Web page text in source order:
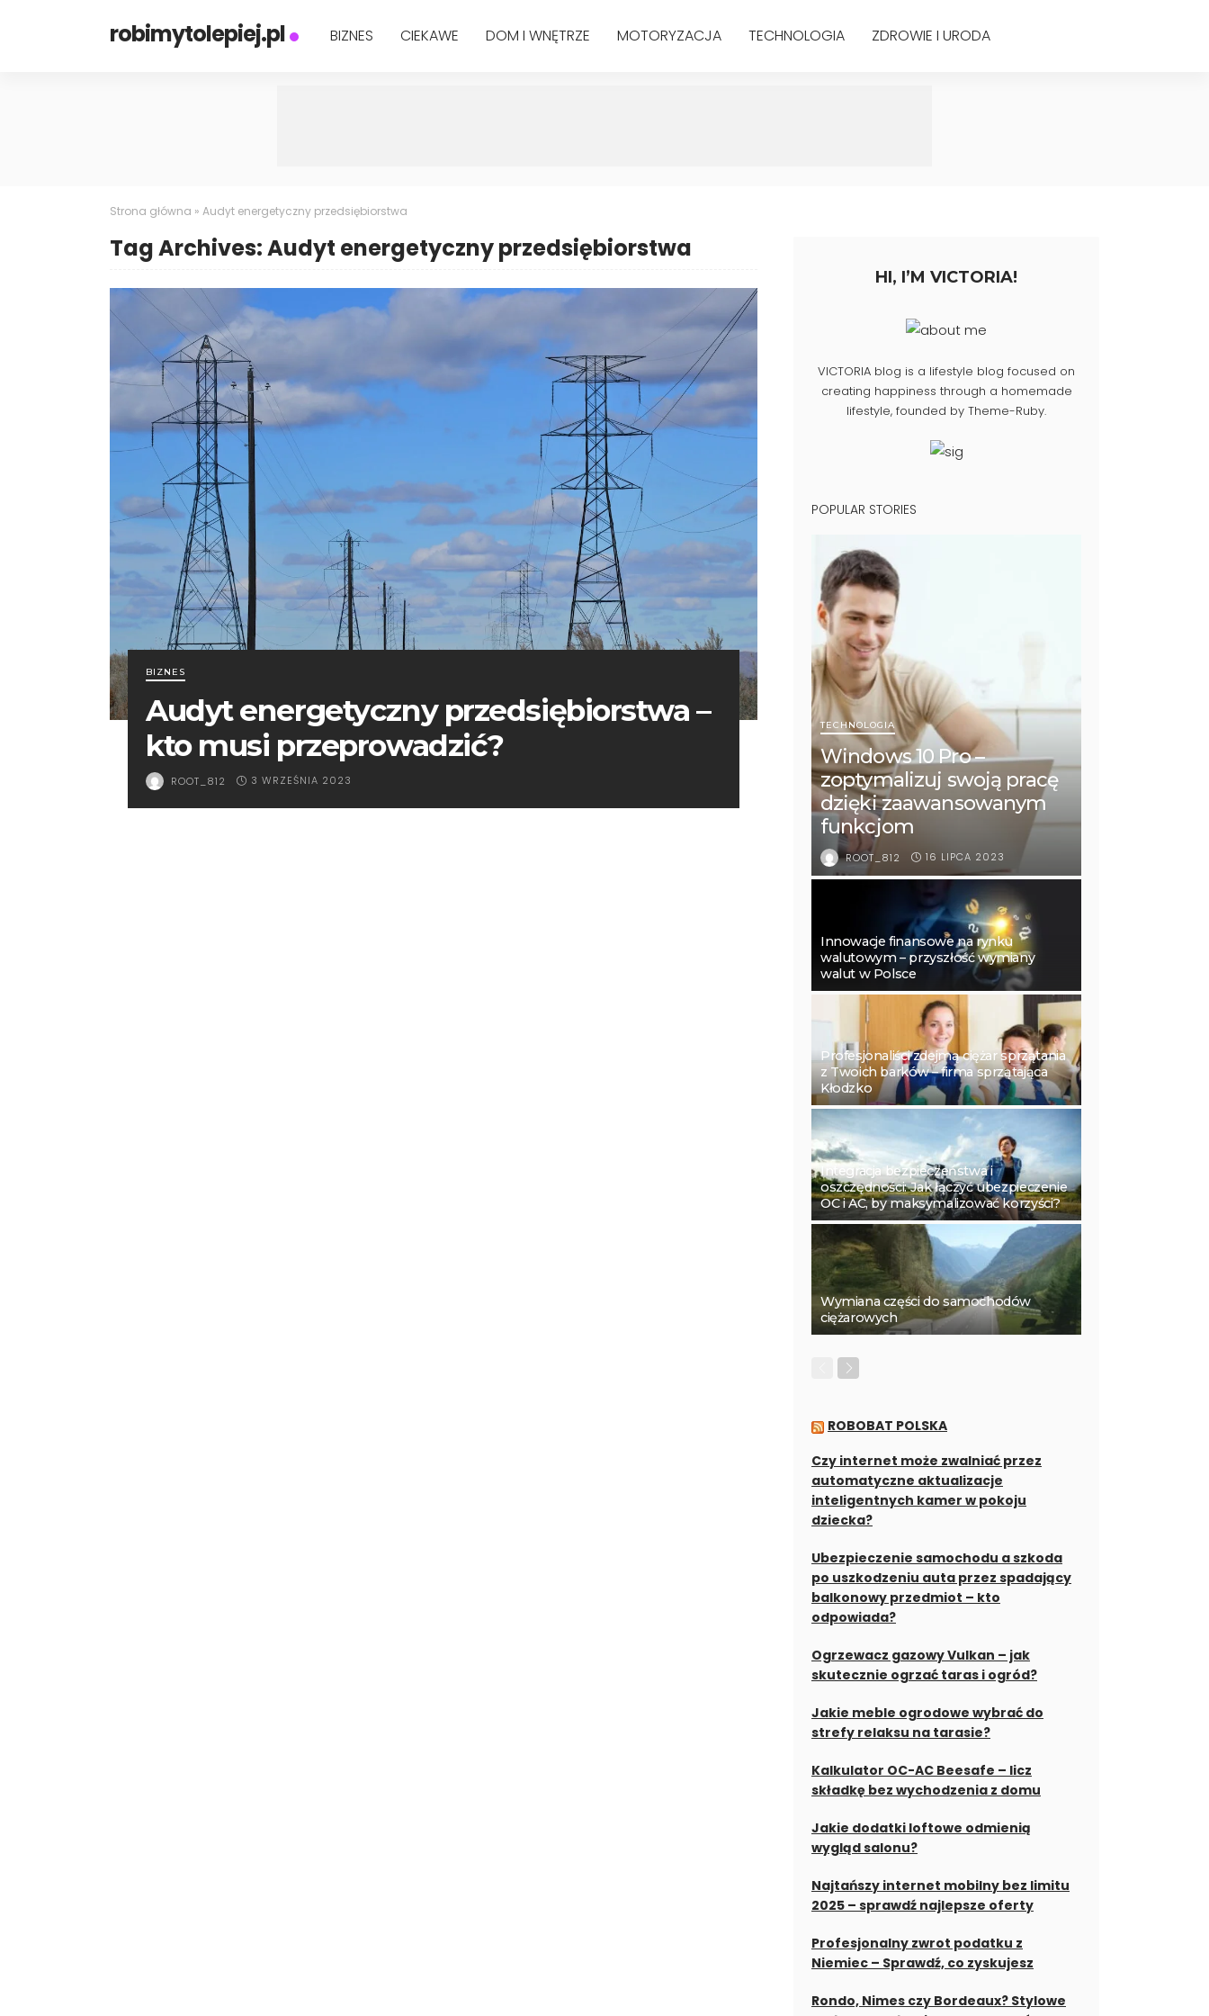
robimytolepiej.pl BIZNES CIEKAWE DOM I WNĘTRZE MOTORYZACJA TECHNOLOGIA ZDROWIE I URODA
Strona główna » Audyt energetyczny przedsiębiorstwa
Tag Archives: Audyt energetyczny przedsiębiorstwa
BIZNES
Audyt energetyczny przedsiębiorstwa –
kto musi przeprowadzić?
ROOT_812 3 WRZEŚNIA 2023
HI, I’M VICTORIA!
VICTORIA blog is a lifestyle blog focused on
creating happiness through a homemade
lifestyle, founded by Theme-Ruby.
POPULAR STORIES
TECHNOLOGIA
Windows 10 Pro –
zoptymalizuj swoją pracę
dzięki zaawansowanym
funkcjom
ROOT_812 16 LIPCA 2023
Innowacje finansowe na rynku
walutowym – przyszłość wymiany
walut w Polsce
Profesjonaliści zdejmą ciężar sprzątania
z Twoich barków – firma sprzątająca
Kłodzko
Integracja bezpieczeństwa i
oszczędności: Jak łączyć ubezpieczenie
OC i AC, by maksymalizować korzyści?
Wymiana części do samochodów
ciężarowych
ROBOBAT POLSKA
Czy internet może zwalniać przez
automatyczne aktualizacje
inteligentnych kamer w pokoju
dziecka?
Ubezpieczenie samochodu a szkoda
po uszkodzeniu auta przez spadający
balkonowy przedmiot – kto
odpowiada?
Ogrzewacz gazowy Vulkan – jak
skutecznie ogrzać taras i ogród?
Jakie meble ogrodowe wybrać do
strefy relaksu na tarasie?
Kalkulator OC-AC Beesafe – licz
składkę bez wychodzenia z domu
Jakie dodatki loftowe odmienią
wygląd salonu?
Najtańszy internet mobilny bez limitu
2025 – sprawdź najlepsze oferty
Profesjonalny zwrot podatku z
Niemiec – Sprawdź, co zyskujesz
Rondo, Nimes czy Bordeaux? Stylowe